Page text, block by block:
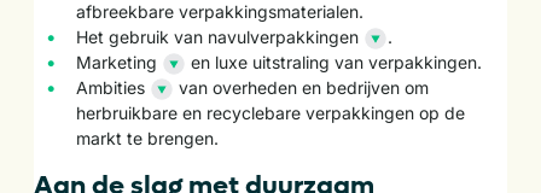
afbreekbare verpakkingsmaterialen.
Het gebruik van navulverpakkingen
.
Marketing
en luxe uitstraling van verpakkingen.
Ambities
van overheden en bedrijven om
herbruikbare en recyclebare verpakkingen op de
markt te brengen.
Aan de slag met duurzaam